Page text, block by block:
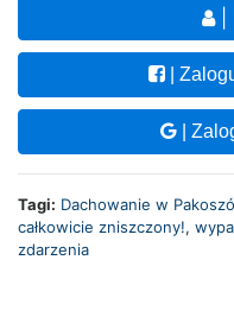
|
|
|
Tagi: Dachowanie w
całkowicie zniszczony!,
zdarzenia